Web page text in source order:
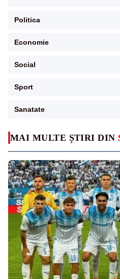
MAI MULTE ȘTIRI DIN
Politica
Economie
Social
Sport
Sanatate